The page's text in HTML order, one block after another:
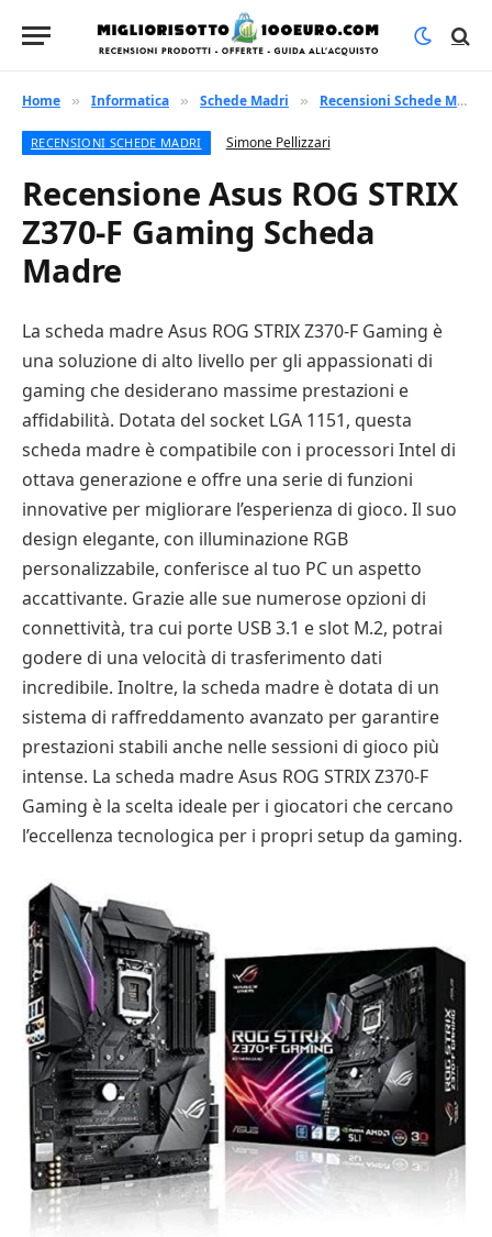
Home » Informatica » Schede Madri » Recensioni Schede Madri
RECENSIONI SCHEDE MADRI Simone Pellizzari
Recensione Asus ROG STRIX
Z370-F Gaming Scheda
Madre
La scheda madre Asus ROG STRIX Z370-F Gaming è
una soluzione di alto livello per gli appassionati di
gaming che desiderano massime prestazioni e
affidabilità. Dotata del socket LGA 1151, questa
scheda madre è compatibile con i processori Intel di
ottava generazione e offre una serie di funzioni
innovative per migliorare l’esperienza di gioco. Il suo
design elegante, con illuminazione RGB
personalizzabile, conferisce al tuo PC un aspetto
accattivante. Grazie alle sue numerose opzioni di
connettività, tra cui porte USB 3.1 e slot M.2, potrai
godere di una velocità di trasferimento dati
incredibile. Inoltre, la scheda madre è dotata di un
sistema di raffreddamento avanzato per garantire
prestazioni stabili anche nelle sessioni di gioco più
intense. La scheda madre Asus ROG STRIX Z370-F
Gaming è la scelta ideale per i giocatori che cercano
l’eccellenza tecnologica per i propri setup da gaming.